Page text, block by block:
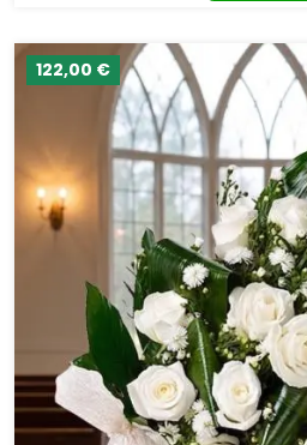
122,00 €